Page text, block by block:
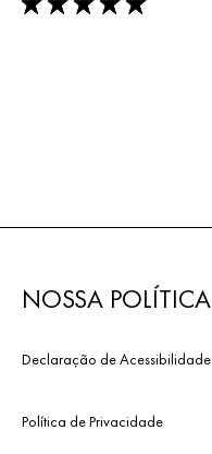
5/5
NOSSA POLÍTICA
Declaração de Acessibilidade
Política de Privacidade